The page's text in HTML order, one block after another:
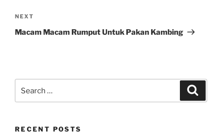
Next
Post
NEXT
Macam Macam Rumput Untuk Pakan Kambing
for:
RECENT POSTS